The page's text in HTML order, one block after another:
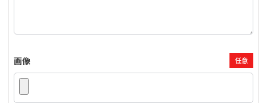
画像 任意